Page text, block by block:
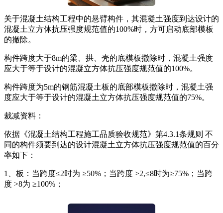
关于混凝土结构工程中的悬臂构件，其混凝土强度到达设计的
混凝土立方体抗压强度规范值的100%时，方可启动底部模板
的撤除。
构件跨度大于8m的梁、拱、壳的底模板撤除时，混凝土强度
应大于等于设计的混凝立方体抗压强度规范值的100%。
构件跨度为5m的钢筋混凝土板的底部模板撤除时，混凝土强
度应大于等于设计的混凝土立方体抗压强度规范值的75%。
裁减资料：
依据《混凝土结构工程施工品质验收规范》第4.3.1条规则 不
同的构件须要到达的设计混凝土立方体抗压强度规范值的百分
率如下：
1、板：当跨度≤2时为 ≥50%；当跨度 >2,≤8时为≥75%；当跨
度 >8为 ≥100%；